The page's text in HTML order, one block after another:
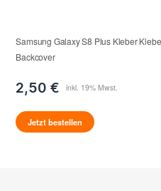
Samsung Galaxy S8 Plus Kleber
Backcover
2,50 €
Jetzt bestellen